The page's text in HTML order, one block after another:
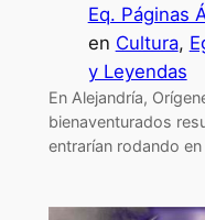
Eq. Páginas
en Cultura,
y Leyendas
En Alejandría,
bienaventurados
entrarían rodando